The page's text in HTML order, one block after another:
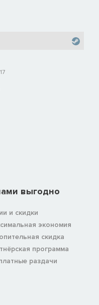
выгодно
и скидки
экономия
скидка
программа
раздачи